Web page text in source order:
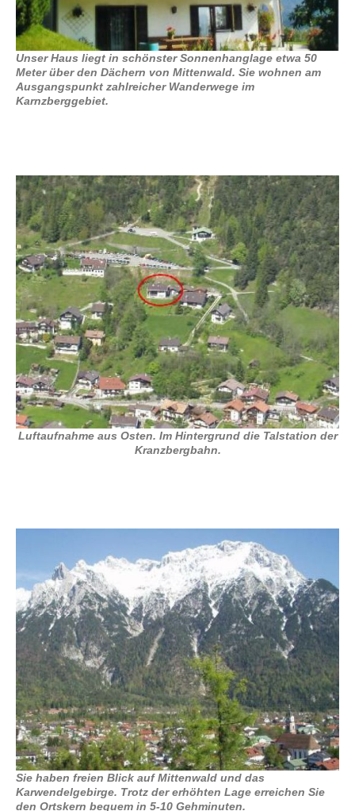
Unser Haus liegt in schönster Sonnenhanglage etwa 50
Meter über den Dächern von Mittenwald. Sie wohnen am
Ausgangspunkt zahlreicher Wanderwege im
Karnzberggebiet.
Luftaufnahme aus Osten. Im Hintergrund die Talstation der
Kranzbergbahn.
Sie haben freien Blick auf Mittenwald und das
Karwendelgebirge. Trotz der erhöhten Lage erreichen Sie
den Ortskern bequem in 5-10 Gehminuten.